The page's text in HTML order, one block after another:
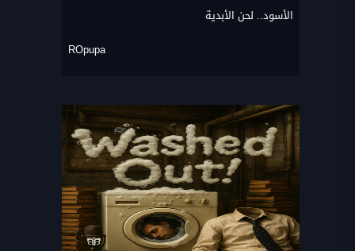
الأسود.. لحن الأبدية
ROpupa